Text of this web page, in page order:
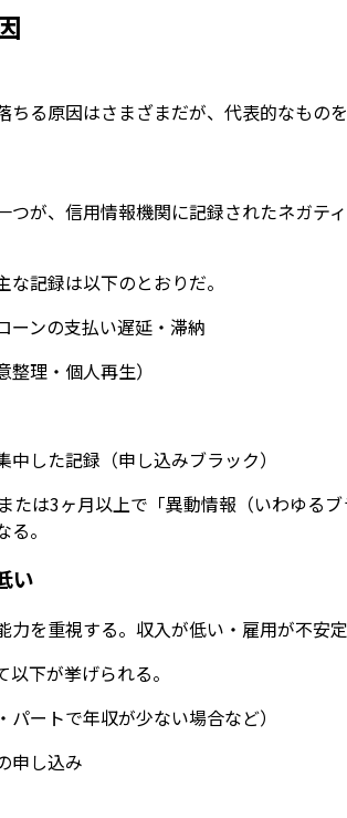
る原因はさまざまだが、代表的なものを
つが、信用情報機関に記録されたネガテ
記録は以下のとおりだ。
ーンの支払い遅延・滞納
理・個人再生）
中した記録（申し込みブラック）
たは3ヶ月以上で「異動情報（いわゆる
。
い
力を重視する。収入が低い・雇用が不安
下が挙げられる。
パートで年収が少ない場合など）
申し込み